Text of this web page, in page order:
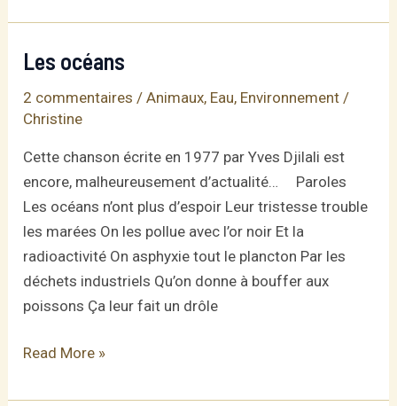
algues
Les océans
2 commentaires /Animaux, Eau, Environnement /
Christine
Cette chanson écrite en 1977 par Yves Djilali est
encore, malheureusement d’actualité… Paroles
Les océans n’ont plus d’espoir Leur tristesse trouble
les marées On les pollue avec l’or noir Et la
radioactivité On asphyxie tout le plancton Par les
déchets industriels Qu’on donne à bouffer aux
poissons Ça leur fait un drôle
Les
Read More »